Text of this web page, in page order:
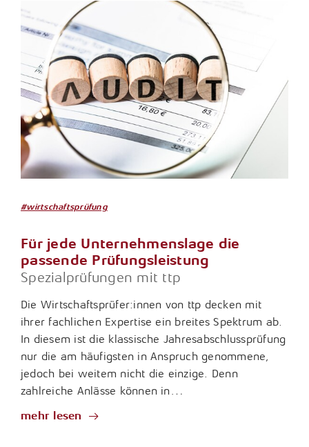
#wirtschaftsprüfung
Für jede Unternehmenslage die
passende Prüfungsleistung
Spezialprüfungen mit ttp
Die Wirtschaftsprüfer:innen von ttp decken mit
ihrer fachlichen Expertise ein breites Spektrum ab.
In diesem ist die klassische Jahresabschlussprüfung
nur die am häufigsten in Anspruch genommene,
jedoch bei weitem nicht die einzige. Denn
zahlreiche Anlässe können in…
mehr lesen